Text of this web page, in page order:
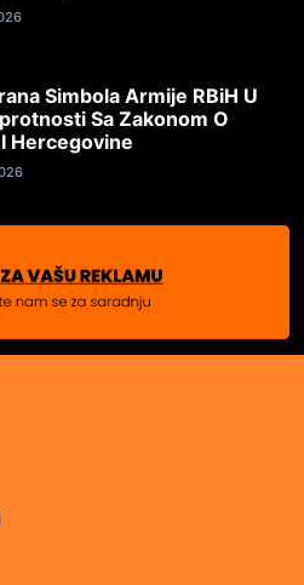
Simbola Armije RBiH U
Sa Zakonom O
Hercegovine